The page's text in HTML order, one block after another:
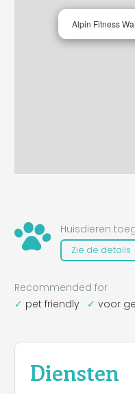
Huisdieren
Zie de details
Recommended for
pet friendly
voor
Diensten
Alpin Fitness